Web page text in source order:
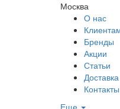
Москва
О нас
Бренды
Акции
Статьи
Доставка
Контакты
Еще